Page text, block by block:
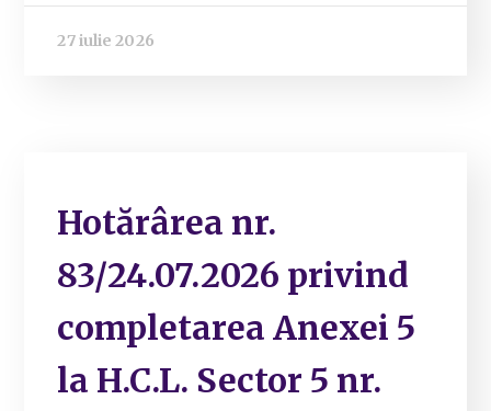
27 iulie 2026
Hotărârea nr.
83/24.07.2026 privind
completarea Anexei 5
la H.C.L. Sector 5 nr.